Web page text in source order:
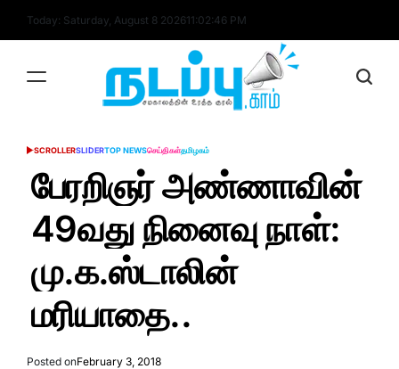
Today: Saturday, August 8 202611:02:46 PM
POSTED
SCROLLERSLIDERTOP NEWSசெய்திகள்தமிழகம்
பேரறிஞர் அண்ணாவின்
49வது நினைவு நாள்:
மு.க.ஸ்டாலின்
மரியாதை..
Posted onFebruary 3, 2018